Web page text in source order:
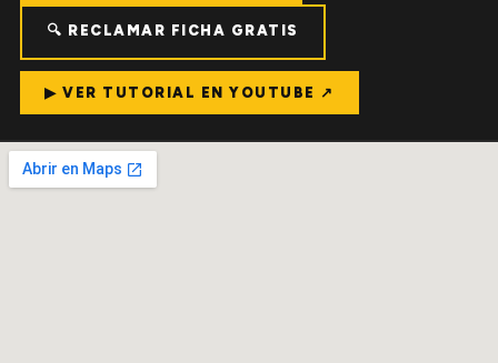
🔍 RECLAMAR FICHA GRATIS
▶ VER TUTORIAL EN YOUTUBE ↗